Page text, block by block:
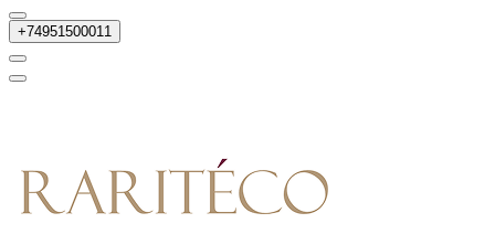
+74951500011